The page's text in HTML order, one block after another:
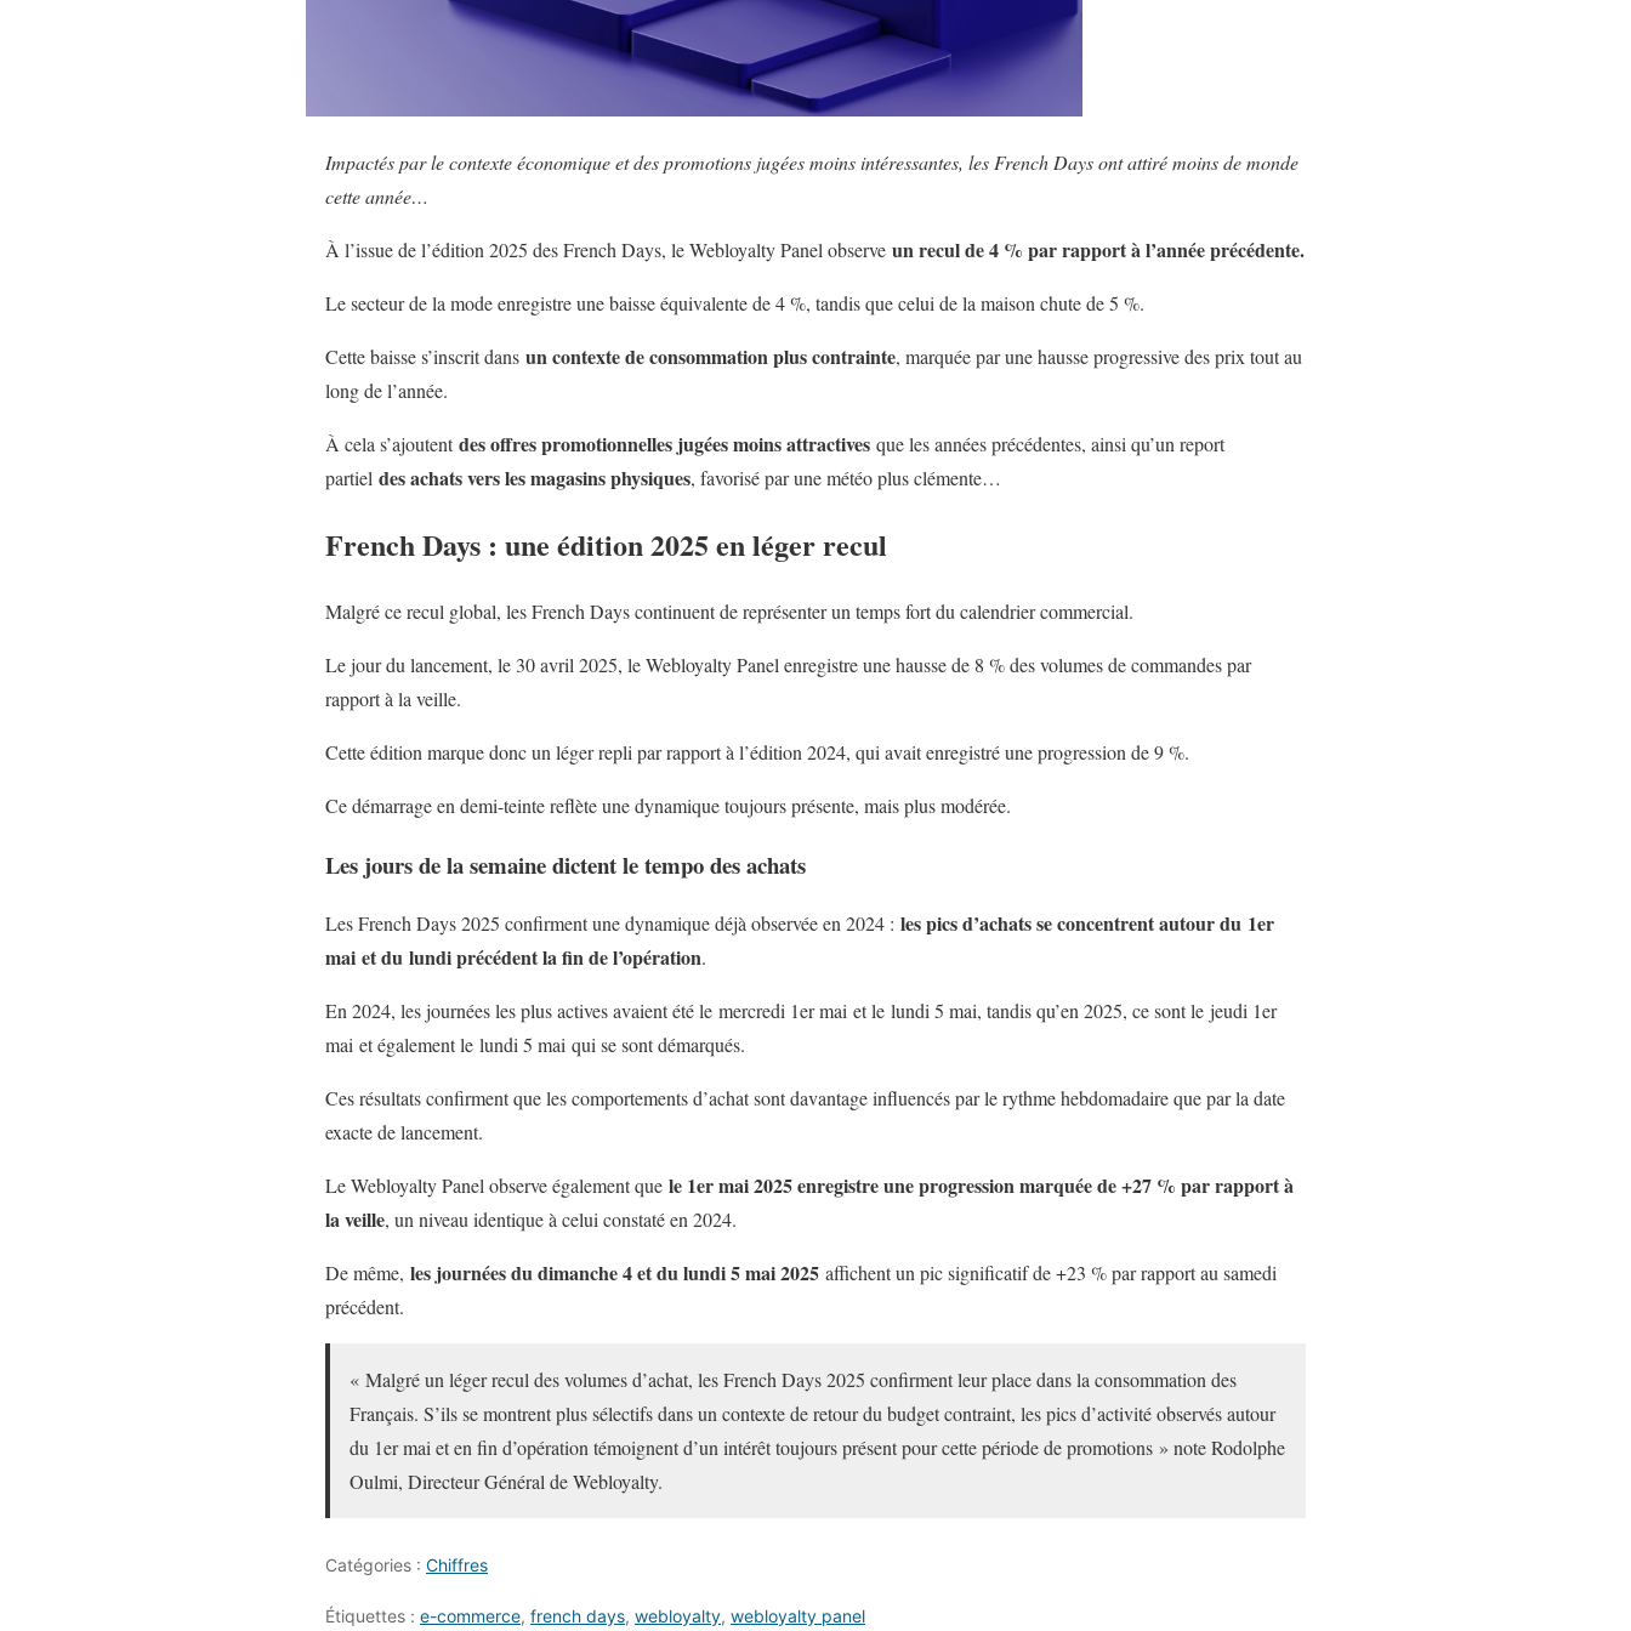
Impactés par le contexte économique et des promotions jugées moins intéressantes, les French Days ont attiré moins de monde
cette année…
À l’issue de l’édition 2025 des French Days, le Webloyalty Panel observe un recul de 4 % par rapport à l’année précédente.
Le secteur de la mode enregistre une baisse équivalente de 4 %, tandis que celui de la maison chute de 5 %.
Cette baisse s’inscrit dans un contexte de consommation plus contrainte, marquée par une hausse progressive des prix tout au
long de l’année.
À cela s’ajoutentdes offres promotionnelles jugées moins attractives que les années précédentes, ainsi qu’un report
partiel des achats vers les magasins physiques, favorisé par une météo plus clémente…
French Days : une édition 2025 en léger recul
Malgré ce recul global, les French Days continuent de représenter un temps fort du calendrier commercial.
Le jour du lancement, le 30 avril 2025, le Webloyalty Panel enregistre une hausse de 8 % des volumes de commandes par
rapport à la veille.
Cette édition marque donc un léger repli par rapport à l’édition 2024, qui avait enregistré une progression de 9 %.
Ce démarrage en demi-teinte reflète une dynamique toujours présente, mais plus modérée.
Les jours de la semaine dictent le tempo des achats
Les French Days 2025 confirment une dynamique déjà observée en 2024 : les pics d’achats se concentrent autour du 1er
mai et du lundi précédent la fin de l’opération.
En 2024, les journées les plus actives avaient été le mercredi 1er mai et le lundi 5 mai, tandis qu’en 2025, ce sont le jeudi 1er
mai et également le lundi 5 mai qui se sont démarqués.
Ces résultats confirment que les comportements d’achat sont davantage influencés par le rythme hebdomadaire que par la date
exacte de lancement.
Le Webloyalty Panel observe également que le 1er mai 2025 enregistre une progression marquée de +27 % par rapport à
la veille, un niveau identique à celui constaté en 2024.
De même, les journées du dimanche 4 et du lundi 5 mai 2025 affichent un pic significatif de +23 % par rapport au samedi
précédent.
« Malgré un léger recul des volumes d’achat, les French Days 2025 confirment leur place dans la consommation des
Français. S’ils se montrent plus sélectifs dans un contexte de retour du budget contraint, les pics d’activité observés autour
du 1er mai et en fin d’opération témoignent d’un intérêt toujours présent pour cette période de promotions » note Rodolphe
Oulmi, Directeur Général de Webloyalty.
Catégories : Chiffres
Étiquettes : e-commerce, french days, webloyalty, webloyalty panel